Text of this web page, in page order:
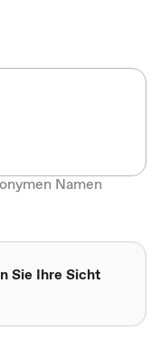
Namen
Sie Ihre Sicht